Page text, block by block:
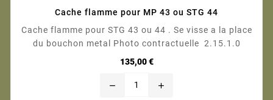
Cache flamme pour MP 43 ou STG 44
Cache flamme pour STG 43 ou 44 . Se visse a la place
du bouchon metal Photo contractuelle 2.15.1.0
135,00 €Prix
remove add